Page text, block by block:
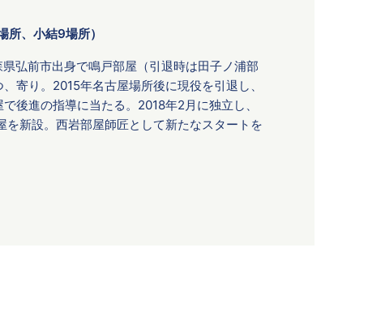
所、小結9場所）
弘前市出身で鳴戸部屋（引退時は田子ノ浦部
寄り。2015年名古屋場所後に現役を引退し、
後進の指導に当たる。2018年2月に独立し、
を新設。西岩部屋師匠として新たなスタートを